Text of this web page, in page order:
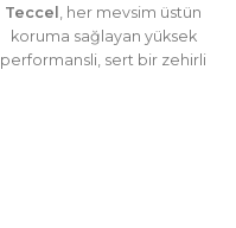
Teccel , her mevsim üstün
koruma sağlayan yüksek
performansli, sert bir zehirli